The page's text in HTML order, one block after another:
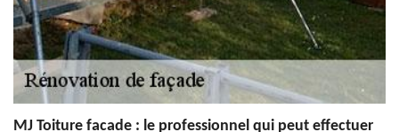
MJ Toiture facade : le professionnel qui peut effectuer